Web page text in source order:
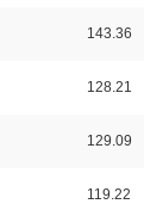
143.36
128.21
129.09
119.22